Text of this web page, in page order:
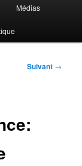
Médias
Suivant →